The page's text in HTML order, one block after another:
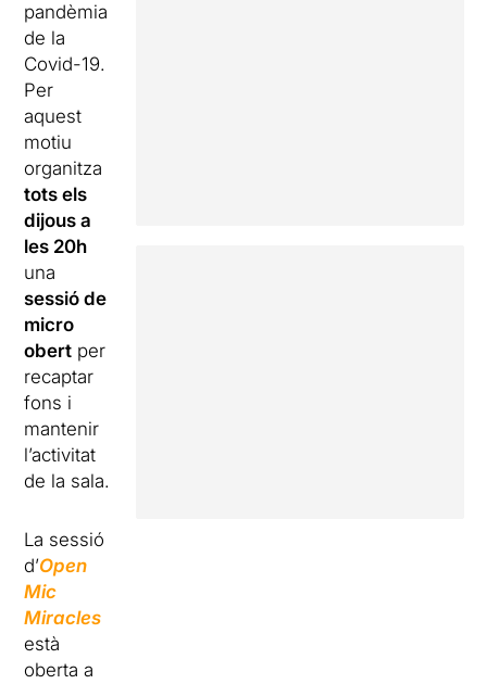
pandèmia
de la
Covid-19.
Per
aquest
motiu
organitza
tots els
dijous a
les 20h
una
sessió de
micro
obert per
recaptar
fons i
mantenir
l’activitat
de la sala.
La sessió
d’Open
Mic
Miracles
està
oberta a